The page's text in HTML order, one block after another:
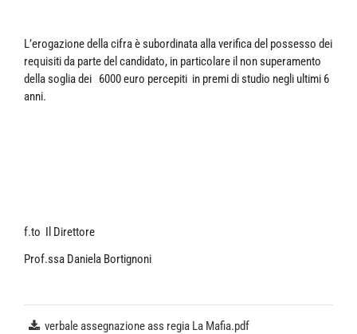
L’erogazione della cifra è subordinata alla verifica del possesso dei
requisiti da parte del candidato, in particolare il non superamento
della soglia dei 6000 euro percepiti in premi di studio negli ultimi 6
anni.
f.to Il Direttore
Prof.ssa Daniela Bortignoni
verbale assegnazione ass regia La Mafia.pdf